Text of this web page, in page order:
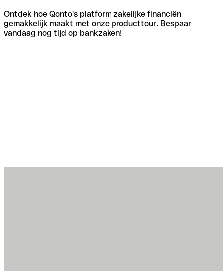
Ontdek hoe Qonto's platform zakelijke financiën
gemakkelijk maakt met onze producttour. Bespaar
vandaag nog tijd op bankzaken!